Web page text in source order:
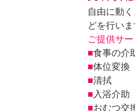
自由に動
どを行いま
ご提供サー
■食事の介
■体位変換
■清拭
■ 入浴介助
■おむつ交